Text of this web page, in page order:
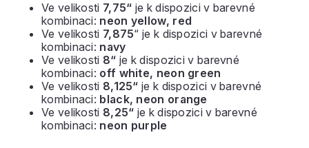
Ve velikosti 7,75“ je k dispozici v barevné
kombinaci: neon yellow, red
Ve velikosti 7,875“ je k dispozici v barevné
kombinaci: navy
Ve velikosti 8“ je k dispozici v barevné
kombinaci: off white, neon green
Ve velikosti 8,125“ je k dispozici v barevné
kombinaci: black, neon orange
Ve velikosti 8,25“ je k dispozici v barevné
kombinaci: neon purple